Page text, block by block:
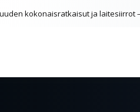
kokonaisratkaisut ja laitesiirrot